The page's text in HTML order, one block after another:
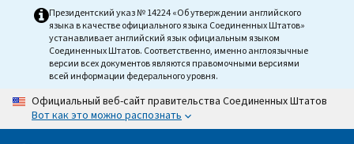
Президентский указ № 14224 «Об утверждении английского
языка в качестве официального языка Соединенных Штатов»
устанавливает английский язык официальным языком
Соединенных Штатов. Соответственно, именно англоязычные
версии всех документов являются правомочными версиями
всей информации федерального уровня.
Официальный веб-сайт правительства Соединенных Штатов
Вот как это можно распознать